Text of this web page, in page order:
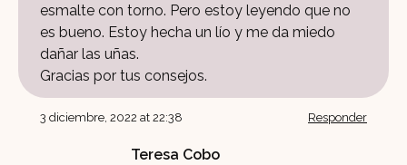
esmalte con torno. Pero estoy leyendo que no
es bueno. Estoy hecha un lío y me da miedo
dañar las uñas.
Gracias por tus consejos.
3 diciembre, 2022 at 22:38 Responder
Teresa Cobo